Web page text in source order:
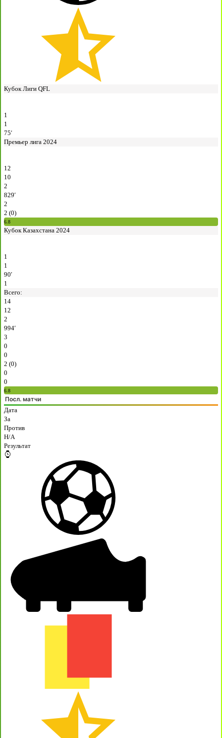
Кубок Лиги QFL
1
1
75′
Премьер лига 2024
12
10
2
829′
2
2 (0)
6.8
Кубок Казахстана 2024
1
1
90′
1
Всего:
14
12
2
994′
3
0
0
2 (0)
0
0
6.8
Посл. матчи
Дата
За
Против
H/A
Результат